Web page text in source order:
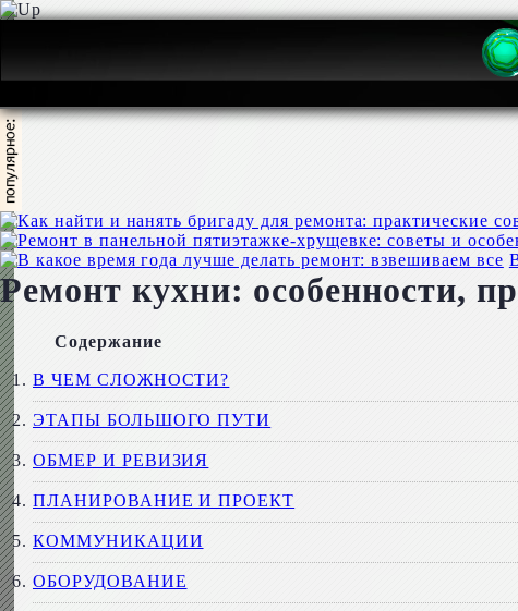
Ремонт кухни: особенности,
Содержание
В ЧЕМ СЛОЖНОСТИ?
ЭТАПЫ БОЛЬШОГО ПУТИ
ОБМЕР И РЕВИЗИЯ
ПЛАНИРОВАНИЕ И ПРОЕКТ
КОММУНИКАЦИИ
ОБОРУДОВАНИЕ